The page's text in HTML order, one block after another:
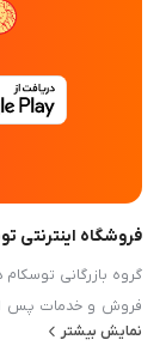
فروشگاه اینترنتی
فروش و خدمات پس از
مصرفی آنها و بطور
نمایش بیشتر